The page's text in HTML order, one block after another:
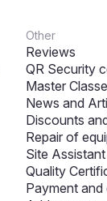
Other
Reviews
QR Security
Master
News and
Discounts
Repair of
Site Assistant
Quality
Payment and